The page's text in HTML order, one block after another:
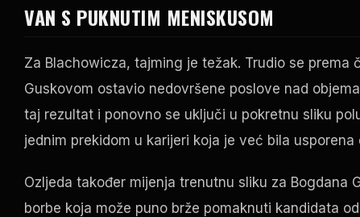
VAN S PUKNUTIM MENISKUSOM
Za Blachowicza, tajming je težak. Trudio se
Guskovom ostavio nedovršene poslove nad
taj rezultat i ponovno se uključi u pokretnu sliku
jednim prekidom u karijeri koja je već bila
Ozljeda također mijenja trenutnu sliku za
borbe koja može puno brže pomaknuti kandidata